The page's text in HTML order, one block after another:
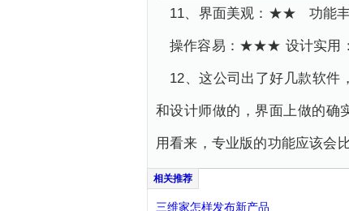
11、界面美观：★★ 功
操作容易：★★★ 设计实
12、这公司出了好几款软件
和设计师做的，界面上做的确
用看来，专业版的功能应该会
三维家怎样发布新产品